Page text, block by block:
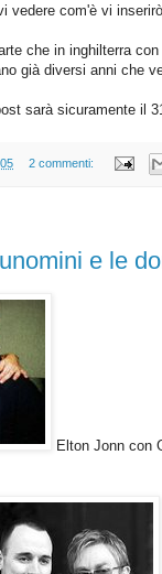
vedere com'è vi
che in inghilterra
già diversi anni che
sarà sicuramente il
2 commenti:
e le
Elton Jonn con